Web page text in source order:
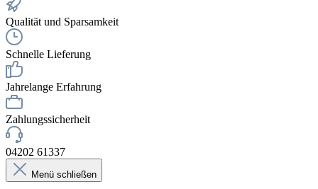
Qualität und Sparsamkeit
Schnelle Lieferung
Jahrelange Erfahrung
Zahlungssicherheit
04202 61337
Menü schließen